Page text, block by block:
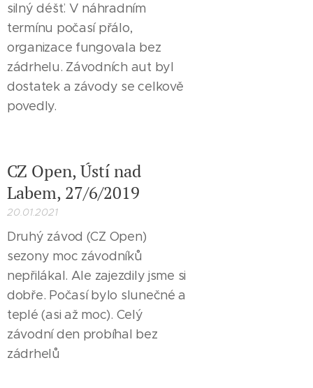
silný déšť. V náhradním
termínu počasí přálo,
organizace fungovala bez
zádrhelu. Závodních aut byl
dostatek a závody se celkově
povedly.
CZ Open, Ústí nad
Labem, 27/6/2019
20.01.2021
Druhý závod (CZ Open)
sezony moc závodníků
nepřilákal. Ale zajezdily jsme si
dobře. Počasí bylo slunečné a
teplé (asi až moc). Celý
závodní den probíhal bez
zádrhelů